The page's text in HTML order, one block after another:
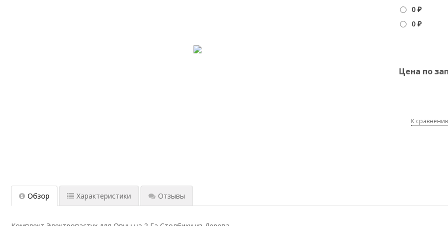
0 ₽
0 ₽
Цена по
К
Обзор Характеристики Отзывы